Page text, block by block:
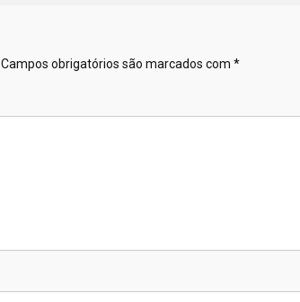
Campos obrigatórios são marcados com *